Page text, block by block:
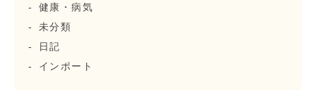
健康・病気
未分類
日記
インポート